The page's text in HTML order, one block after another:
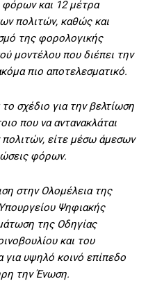
φόρων και 12 μέτρα
πολιτών, καθώς και
της φορολογικής
μοντέλου που διέπει την
πιο αποτελεσματικό.
σχέδιο για την βελτίωση
που να αντανακλάται
είτε μέσω άμεσων
φόρων.
στην Ολομέλεια της
Ψηφιακής
της Οδηγίας
και του
για υψηλό κοινό επίπεδο
την Ένωση.